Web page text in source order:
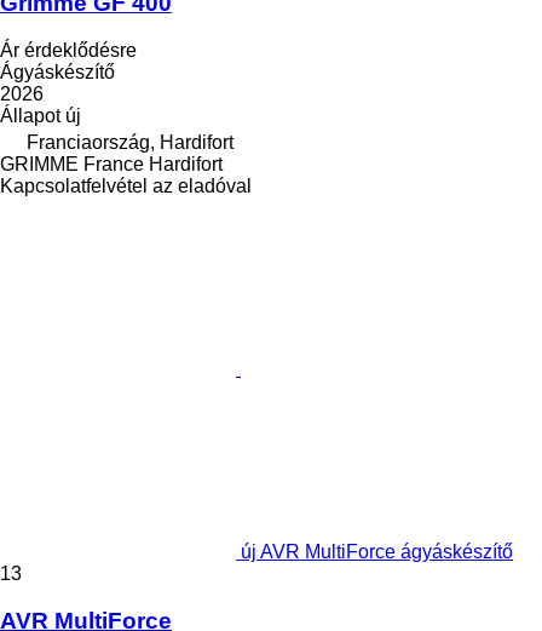
Ár érdeklődésre
Ágyáskészítő
2026
Állapotúj
Franciaország, Hardifort
GRIMME France Hardifort
Kapcsolatfelvétel az eladóval
új AVR MultiForce ágyáskészítő
13
AVR MultiForce